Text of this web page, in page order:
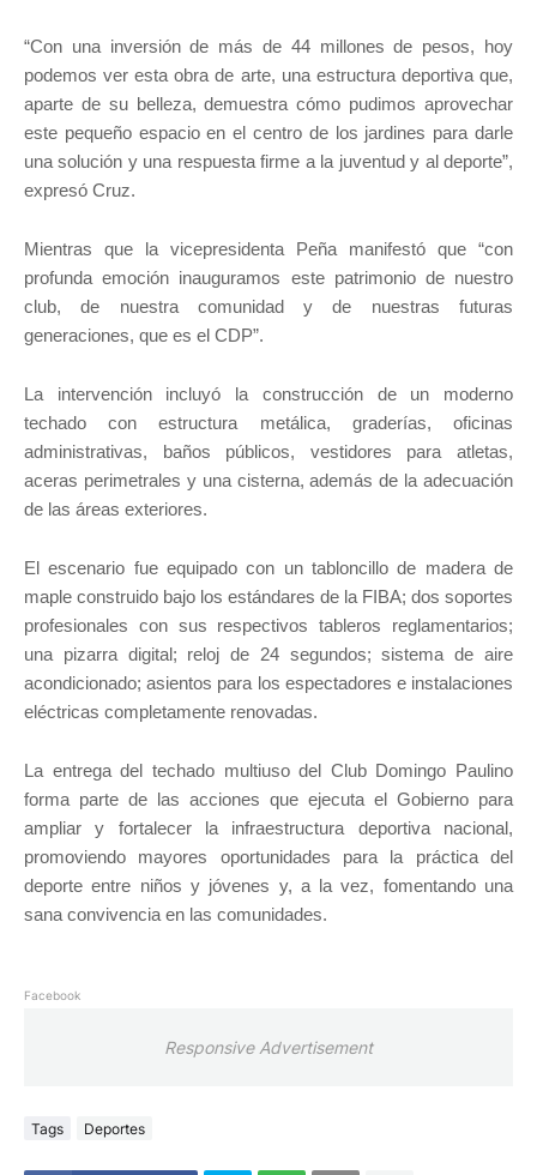
“Con una inversión de más de 44 millones de pesos, hoy
podemos ver esta obra de arte, una estructura deportiva que,
aparte de su belleza, demuestra cómo pudimos aprovechar
este pequeño espacio en el centro de los jardines para darle
una solución y una respuesta firme a la juventud y al deporte”,
expresó Cruz.
Mientras que la vicepresidenta Peña manifestó que “con
profunda emoción inauguramos este patrimonio de nuestro
club, de nuestra comunidad y de nuestras futuras
generaciones, que es el CDP”.
La intervención incluyó la construcción de un moderno
techado con estructura metálica, graderías, oficinas
administrativas, baños públicos, vestidores para atletas,
aceras perimetrales y una cisterna, además de la adecuación
de las áreas exteriores.
El escenario fue equipado con un tabloncillo de madera de
maple construido bajo los estándares de la FIBA; dos soportes
profesionales con sus respectivos tableros reglamentarios;
una pizarra digital; reloj de 24 segundos; sistema de aire
acondicionado; asientos para los espectadores e instalaciones
eléctricas completamente renovadas.
La entrega del techado multiuso del Club Domingo Paulino
forma parte de las acciones que ejecuta el Gobierno para
ampliar y fortalecer la infraestructura deportiva nacional,
promoviendo mayores oportunidades para la práctica del
deporte entre niños y jóvenes y, a la vez, fomentando una
sana convivencia en las comunidades.
Facebook
Responsive Advertisement
Tags Deportes